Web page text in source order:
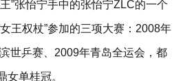
”张怡宁手中的张怡宁ZLC的一个
王权杖”参加的三项大赛：2008年
世乒赛、2009年青岛全运会，都
女单桂冠。